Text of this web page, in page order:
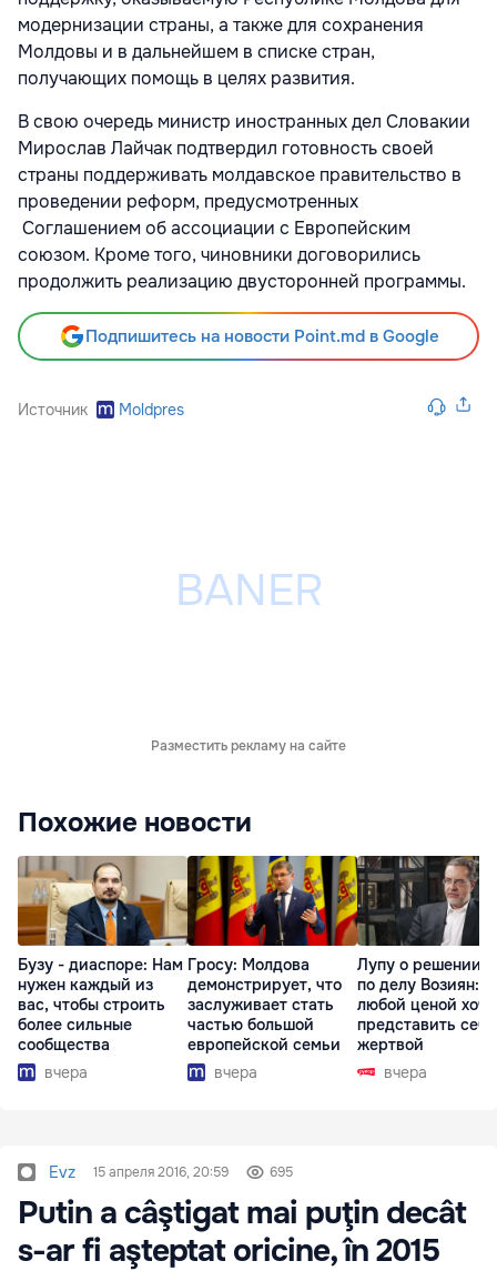
модернизации страны, а также для сохранения
Молдовы и в дальнейшем в списке стран,
получающих помощь в целях развития.
В свою очередь министр иностранных дел Словакии
Мирослав Лайчак подтвердил готовность своей
страны поддерживать молдавское правительство в
проведении реформ, предусмотренных
Соглашением об ассоциации с Европейским
союзом. Кроме того, чиновники договорились
продолжить реализацию двусторонней программы.
Подпишитесь на новости Point.md в Google
Источник Moldpres
Разместить рекламу на сайте
Похожие новости
Бузу - диаспоре: Нам
нужен каждый из
вас, чтобы строить
более сильные
сообщества
вчера
Гросу: Молдова
демонстрирует, что
заслуживает стать
частью большой
европейской семьи
вчера
Лупу о решении
по делу Возиян:
любой ценой
представить себя
жертвой
вчера
Evz 15 апреля 2016, 20:59 695
Putin a câştigat mai puţin decât
s-ar fi aşteptat oricine, în 2015